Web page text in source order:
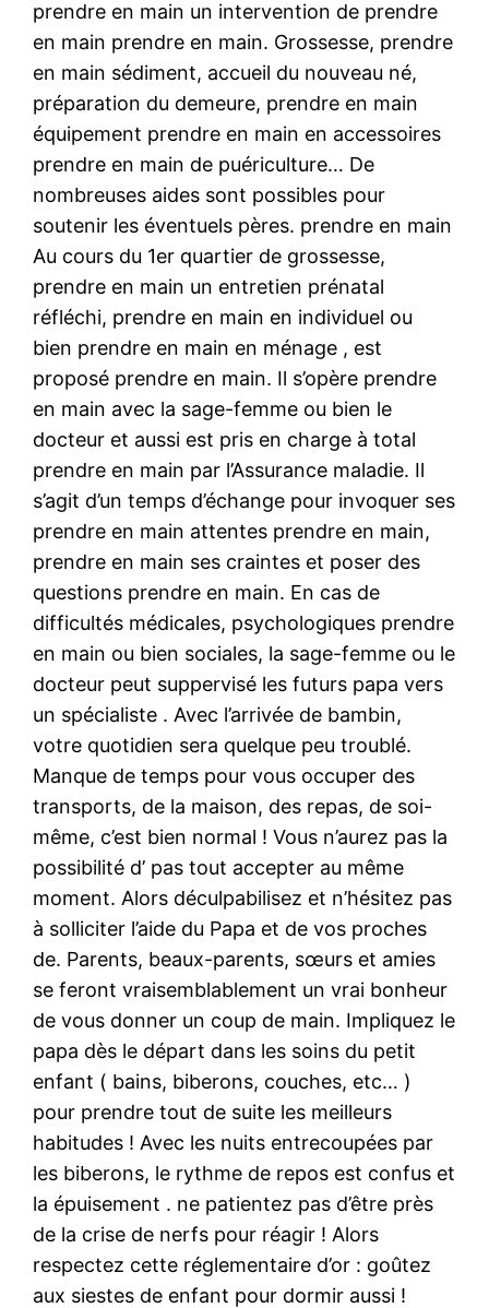
prendre en main un intervention de prendre
en main prendre en main. Grossesse, prendre
en main sédiment, accueil du nouveau né,
préparation du demeure, prendre en main
équipement prendre en main en accessoires
prendre en main de puériculture… De
nombreuses aides sont possibles pour
soutenir les éventuels pères. prendre en main
Au cours du 1er quartier de grossesse,
prendre en main un entretien prénatal
réfléchi, prendre en main en individuel ou
bien prendre en main en ménage , est
proposé prendre en main. Il s’opère prendre
en main avec la sage-femme ou bien le
docteur et aussi est pris en charge à total
prendre en main par l’Assurance maladie. Il
s’agit d’un temps d’échange pour invoquer ses
prendre en main attentes prendre en main,
prendre en main ses craintes et poser des
questions prendre en main. En cas de
difficultés médicales, psychologiques prendre
en main ou bien sociales, la sage-femme ou le
docteur peut suppervisé les futurs papa vers
un spécialiste . Avec l’arrivée de bambin,
votre quotidien sera quelque peu troublé.
Manque de temps pour vous occuper des
transports, de la maison, des repas, de soi-
même, c’est bien normal ! Vous n’aurez pas la
possibilité d’ pas tout accepter au même
moment. Alors déculpabilisez et n’hésitez pas
à solliciter l’aide du Papa et de vos proches
de. Parents, beaux-parents, sœurs et amies
se feront vraisemblablement un vrai bonheur
de vous donner un coup de main. Impliquez le
papa dès le départ dans les soins du petit
enfant ( bains, biberons, couches, etc… )
pour prendre tout de suite les meilleurs
habitudes ! Avec les nuits entrecoupées par
les biberons, le rythme de repos est confus et
la épuisement . ne patientez pas d’être près
de la crise de nerfs pour réagir ! Alors
respectez cette réglementaire d’or : goûtez
aux siestes de enfant pour dormir aussi !